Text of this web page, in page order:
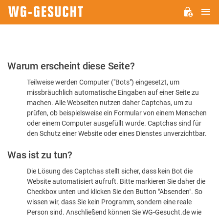
Bitte
dass
sind
Warum erscheint diese Seite?
Teilweise werden Computer ("Bots") eingesetzt, um
missbräuchlich automatische Eingaben auf einer Seite zu
machen. Alle Webseiten nutzen daher Captchas, um zu
prüfen, ob beispielsweise ein Formular von einem Menschen
oder einem Computer ausgefüllt wurde. Captchas sind für
den Schutz einer Website oder eines Dienstes unverzichtbar.
Was ist zu tun?
Die Lösung des Captchas stellt sicher, dass kein Bot die
Website automatisiert aufruft. Bitte markieren Sie daher die
Checkbox unten und klicken Sie den Button "Absenden". So
wissen wir, dass Sie kein Programm, sondern eine reale
Person sind. Anschließend können Sie WG-Gesucht.de wie